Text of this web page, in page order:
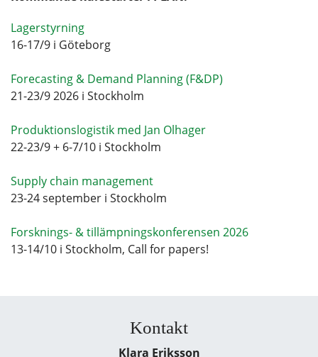
Lagerstyrning
16-17/9 i Göteborg
Forecasting & Demand Planning (F&DP)
21-23/9 2026 i Stockholm
Produktionslogistik med Jan Olhager
22-23/9 + 6-7/10 i Stockholm
Supply chain management
23-24 september i Stockholm
Forsknings- & tillämpningskonferensen 2026
13-14/10 i Stockholm, Call for papers!
Kontakt
Klara Eriksson